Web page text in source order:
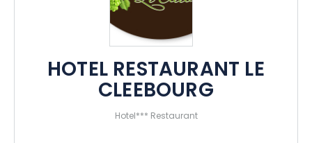
HOTEL RESTAURANT LE
CLEEBOURG
Hotel*** Restaurant